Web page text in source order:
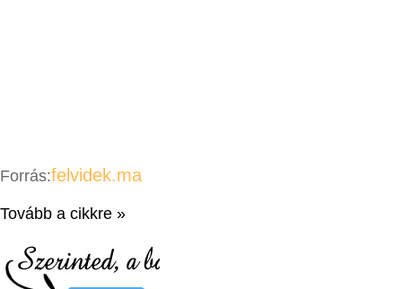
Forrás:felvidek.ma
Tovább a cikkre »